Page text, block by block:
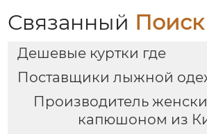
Связанный Поиск
Дешевые куртки где
Поставщики лыжной
Производитель
капюшоном из